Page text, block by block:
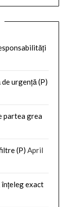
urgență (P)
partea grea
(P) April
înțeleg exact